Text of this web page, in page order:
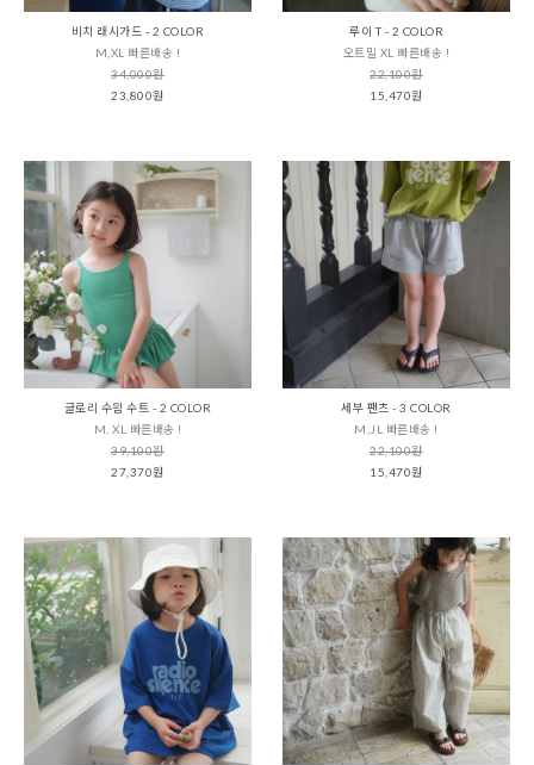
비치 래시가드 - 2 COLOR
M,XL 빠른배송 !
34,000원
23,800원
루이 T - 2 COLOR
오트밀 XL 빠른배송 !
22,100원
15,470원
글로리 수읨 수트 - 2 COLOR
M, XL 빠른배송 !
39,100원
27,370원
세부 팬츠 - 3 COLOR
M,JL 빠른배송 !
22,100원
15,470원